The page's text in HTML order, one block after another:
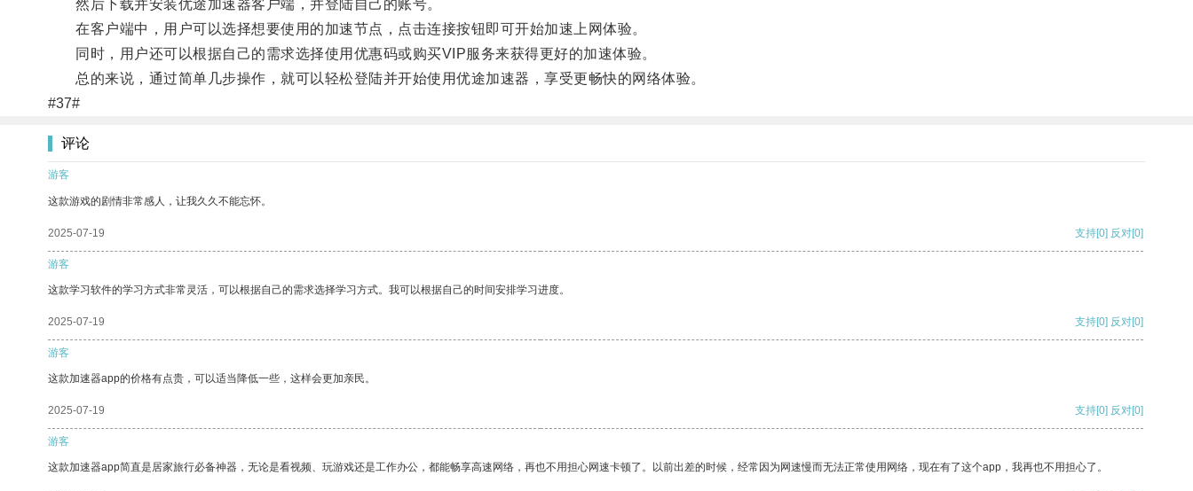
然后下载并安装优途加速器客户端，并登陆自己的账号。
在客户端中，用户可以选择想要使用的加速节点，点击连接按钮即可开始加速上网体验。
同时，用户还可以根据自己的需求选择使用优惠码或购买VIP服务来获得更好的加速体验。
总的来说，通过简单几步操作，就可以轻松登陆并开始使用优途加速器，享受更畅快的网络体验。
#37#
评论
游客
这款游戏的剧情非常感人，让我久久不能忘怀。
2025-07-19 支持[0] 反对[0]
游客
这款学习软件的学习方式非常灵活，可以根据自己的需求选择学习方式。我可以根据自己的时间安排学习进度。
2025-07-19 支持[0] 反对[0]
游客
这款加速器app的价格有点贵，可以适当降低一些，这样会更加亲民。
2025-07-19 支持[0] 反对[0]
游客
这款加速器app简直是居家旅行必备神器，无论是看视频、玩游戏还是工作办公，都能畅享高速网络，再也不用担心网速卡顿了。以前出差的时候，经常因为网速慢而无法正常使用网络，现在有了这个app，我再也不用担心了。